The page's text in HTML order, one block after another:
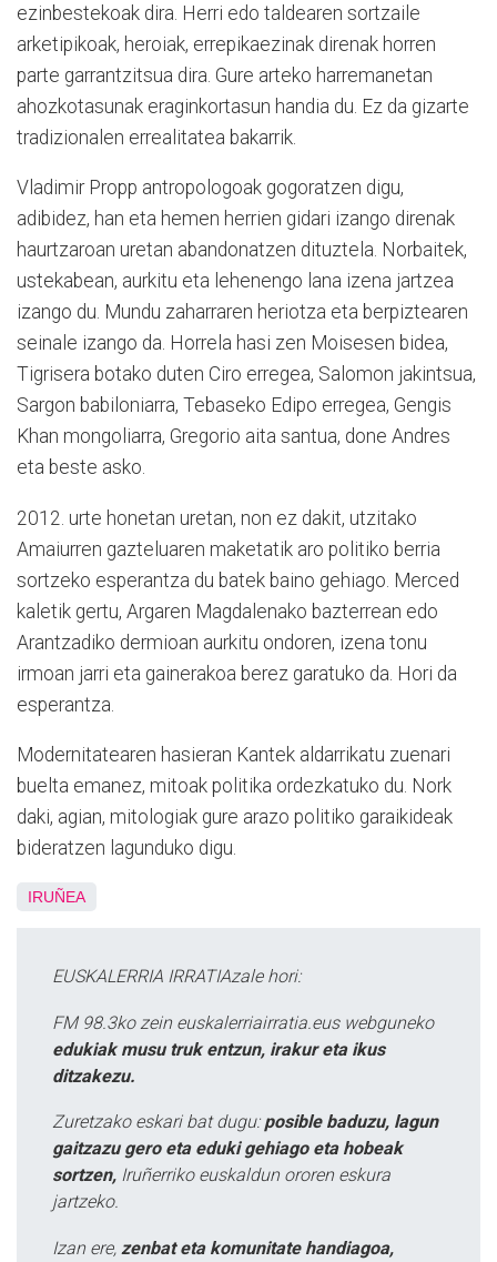
ezinbestekoak dira. Herri edo taldearen sortzaile
arketipikoak, heroiak, errepikaezinak direnak horren
parte garrantzitsua dira. Gure arteko harremanetan
ahozkotasunak eraginkortasun handia du. Ez da gizarte
tradizionalen errealitatea bakarrik.
Vladimir Propp antropologoak gogoratzen digu,
adibidez, han eta hemen herrien gidari izango direnak
haurtzaroan uretan abandonatzen dituztela. Norbaitek,
ustekabean, aurkitu eta lehenengo lana izena jartzea
izango du. Mundu zaharraren heriotza eta berpiztearen
seinale izango da. Horrela hasi zen Moisesen bidea,
Tigrisera botako duten Ciro erregea, Salomon jakintsua,
Sargon babiloniarra, Tebaseko Edipo erregea, Gengis
Khan mongoliarra, Gregorio aita santua, done Andres
eta beste asko.
2012. urte honetan uretan, non ez dakit, utzitako
Amaiurren gazteluaren maketatik aro politiko berria
sortzeko esperantza du batek baino gehiago. Merced
kaletik gertu, Argaren Magdalenako bazterrean edo
Arantzadiko dermioan aurkitu ondoren, izena tonu
irmoan jarri eta gainerakoa berez garatuko da. Hori da
esperantza.
Modernitatearen hasieran Kantek aldarrikatu zuenari
buelta emanez, mitoak politika ordezkatuko du. Nork
daki, agian, mitologiak gure arazo politiko garaikideak
bideratzen lagunduko digu.
IRUÑEA
EUSKALERRIA IRRATIAzale hori:
FM 98.3ko zein euskalerriairratia.eus webguneko
edukiak musu truk entzun, irakur eta ikus
ditzakezu.
Zuretzako eskari bat dugu: posible baduzu, lagun
gaitzazu gero eta eduki gehiago eta hobeak
sortzen, Iruñerriko euskaldun ororen eskura
jartzeko.
Izan ere, zenbat eta komunitate handiagoa,